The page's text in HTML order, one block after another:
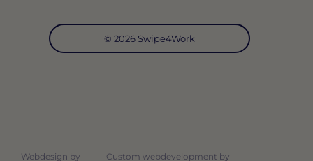
© 2026 Swipe4Work
Webdesign by Custom webdevelopment by